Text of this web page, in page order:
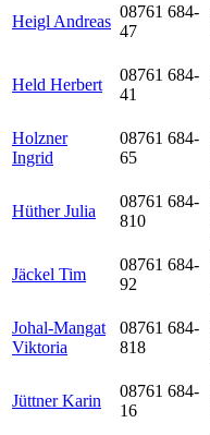
Heigl Andreas
08761 684-
47
Held Herbert
08761 684-
41
Holzner
Ingrid
08761 684-
65
Hüther Julia
08761 684-
810
Jäckel Tim
08761 684-
92
Johal-Mangat
Viktoria
08761 684-
818
Jüttner Karin
08761 684-
16